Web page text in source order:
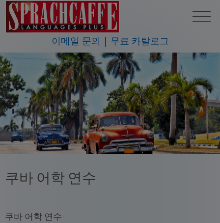
이메일 문의 무료 카탈로그
쿠바 어학 연수
쿠바 어학 연수